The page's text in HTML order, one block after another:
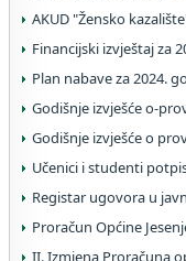
AKUD "Žensko
Financijski izvještaj za
Plan nabave za 2024.
Godišnje izvješće o-
Godišnje izvješće o
Učenici i studenti
Registar ugovora u
Proračun Općine
II. Izmjena Proračuna